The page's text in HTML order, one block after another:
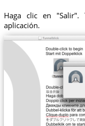
Haga clic en "Salir".
aplicación.